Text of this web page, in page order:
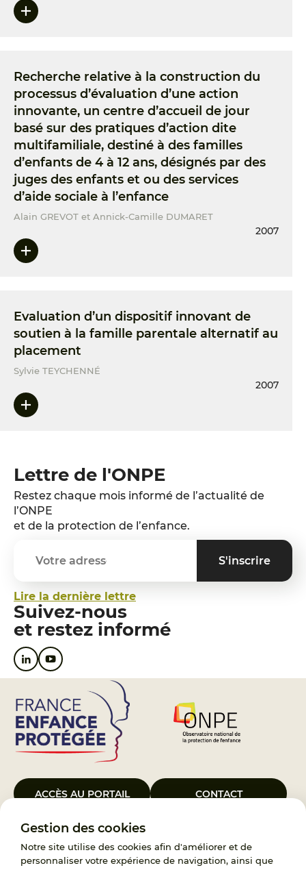
Gestion des cookies
Notre site utilise des cookies afin d'améliorer et de
personnaliser votre expérience de navigation, ainsi que
Recherche relative à la construction du
processus d’évaluation d’une action
innovante, un centre d’accueil de jour
basé sur des pratiques d’action dite
multifamiliale, destiné à des familles
d’enfants de 4 à 12 ans, désignés par des
juges des enfants et ou des services
d’aide sociale à l’enfance
Alain GREVOT et Annick-Camille DUMARET
2007
Evaluation d’un dispositif innovant de
soutien à la famille parentale alternatif au
placement
Sylvie TEYCHENNÉ
2007
Lettre de l'ONPE
Restez chaque mois informé de l’actualité de
l’ONPE
et de la protection de l’enfance.
Lire la dernière lettre
Suivez-nous
et restez informé
ACCÈS AU PORTAIL CONTACT
Le Groupement d’Intérêt Public France Enfance Protégée, créé le 5
janvier 2023, a pour objet d’assurer les missions de service public du
119, d’accompagnement des adoptants et de traitement des